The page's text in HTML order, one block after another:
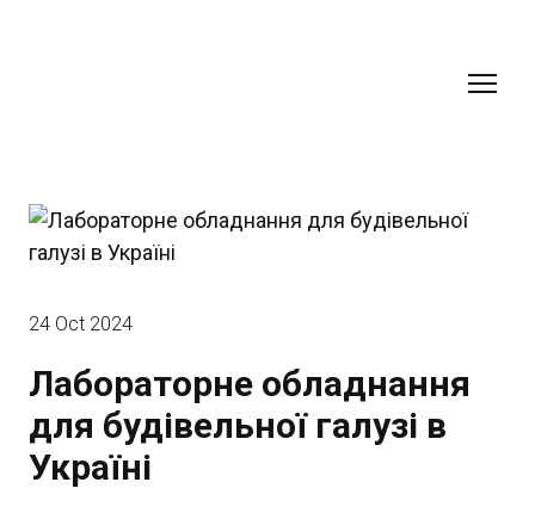
24 Oct 2024
Лабораторне обладнання
для будівельної галузі в
Україні